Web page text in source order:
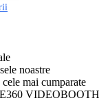
noastre
mai cumparate
VIDEOBOOTH